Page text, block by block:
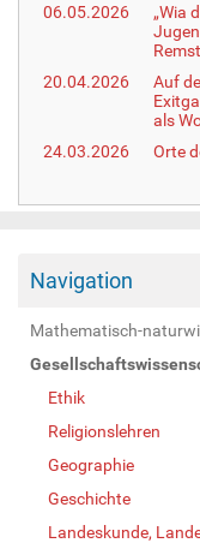
06.05.2026
„Wia
20.04.2026
Auf
als
24.03.2026
Orte
Navigation
Mathematisch-
Ethik
Religionslehren
Geographie
Geschichte
Landeskunde,